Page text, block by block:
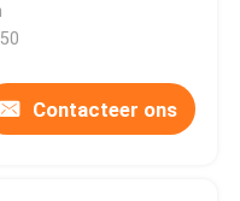
Contacteer ons